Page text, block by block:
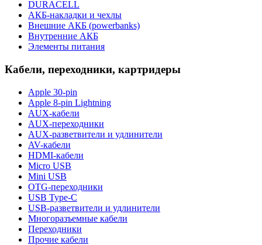
DURACELL
АКБ-накладки и чехлы
Внешние АКБ (powerbanks)
Внутренние АКБ
Элементы питания
Кабели, переходники, картридеры
Apple 30-pin
Apple 8-pin Lightning
AUX-кабели
AUX-переходники
AUX-разветвители и удлинители
AV-кабели
HDMI-кабели
Micro USB
Mini USB
OTG-переходники
USB Type-C
USB-разветвители и удлинители
Многоразъемные кабели
Переходники
Прочие кабели